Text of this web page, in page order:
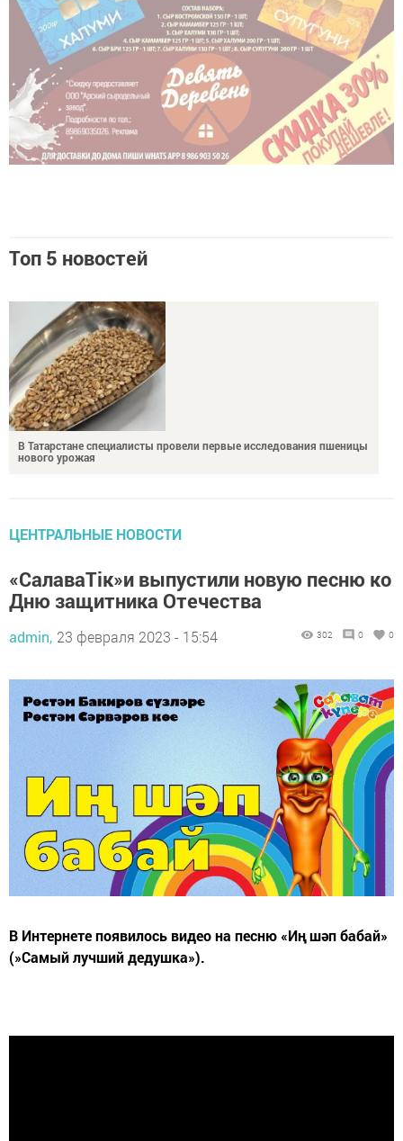
Топ 5 новостей
В Татарстане специалисты провели первые исследования пшеницы
нового урожая
ЦЕНТРАЛЬНЫЕ НОВОСТИ
«СалаваТік»и выпустили новую песню ко
Дню защитника Отечества
admin, 23 февраля 2023 - 15:54 302 0 0
В Интернете появилось видео на песню «Иң шәп бабай»
(»Самый лучший дедушка»).